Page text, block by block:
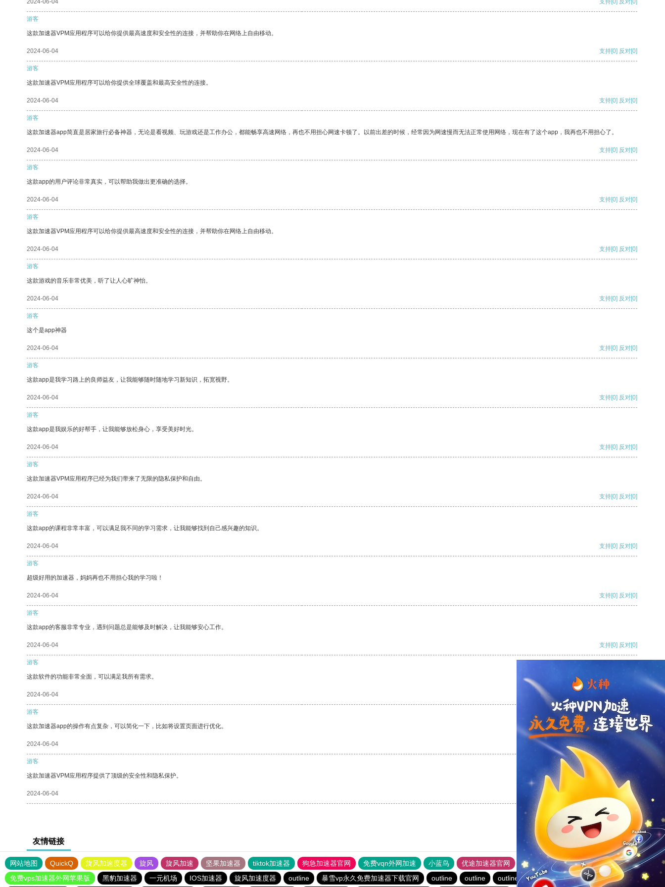
2024-06-04 支持 [0] 反对 [0]
游客
这款加速器VPM应用程序可以给你提供最高速度和安全性的连接，并帮助你在网络上自由移动。
2024-06-04 支持[0] 反对[0]
游客
这款加速器VPM应用程序可以给你提供全球覆盖和最高安全性的连接。
2024-06-04 支持[0] 反对[0]
游客
这款加速器app简直是居家旅行必备神器，无论是看视频、玩游戏还是工作办公，都能畅享高速网络，再也不用担心网速卡顿了。以前出差的时候，经常因为网速慢而无法正常使用网络，现在有了这个app，我再也不用担心了。
2024-06-04 支持[0] 反对[0]
游客
这款app的用户评论非常真实，可以帮助我做出更准确的选择。
2024-06-04 支持[0] 反对[0]
游客
这款加速器VPM应用程序可以给你提供最高速度和安全性的连接，并帮助你在网络上自由移动。
2024-06-04 支持[0] 反对[0]
游客
这款游戏的音乐非常优美，听了让人心旷神怡。
2024-06-04 支持[0] 反对[0]
游客
这个是app神器
2024-06-04 支持[0] 反对[0]
游客
这款app是我学习路上的良师益友，让我能够随时随地学习新知识，拓宽视野。
2024-06-04 支持[0] 反对[0]
游客
这款app是我娱乐的好帮手，让我能够放松身心，享受美好时光。
2024-06-04 支持[0] 反对[0]
游客
这款加速器VPM应用程序已经为我们带来了无限的隐私保护和自由。
2024-06-04 支持[0] 反对[0]
游客
这款app的课程非常丰富，可以满足我不同的学习需求，让我能够找到自己感兴趣的知识。
2024-06-04 支持[0] 反对[0]
游客
超级好用的加速器，妈妈再也不用担心我的学习啦！
2024-06-04 支持[0] 反对[0]
游客
这款app的客服非常专业，遇到问题总是能够及时解决，让我能够安心工作。
2024-06-04 支持[0] 反对[0]
游客
这款软件的功能非常全面，可以满足我所有需求。
2024-06-04
游客
这款加速器app的操作有点复杂，可以简化一下，比如将设置页面进行优化。
2024-06-04 反对
游客
这款加速器VPM应用程序提供了顶级的安全性和隐私保护。
2024-06-04 反对[0]
友情链接
网站地图 QuickQ 旋风加速度器 旋风 旋风加速 坚果加速器 tiktok加速器 狗急加速器官网 免费vqn外网加速 小蓝鸟 优途加速器官网 风驰加速器 旋风加速器
八戒看书
免费vps加速器外网苹果版
黑豹加速器 一元机场 IOS加速器 旋风加速度器 outline 暴雪vp永久免费加速器下载官网 outline outline outline 黑洞vp永久加速器 outline